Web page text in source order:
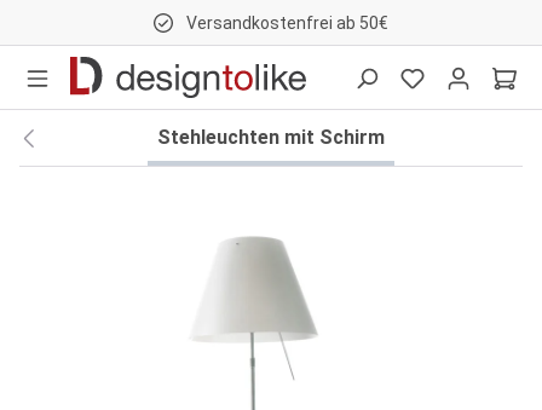
Versandkostenfrei ab 50€
Stehleuchten mit Schirm